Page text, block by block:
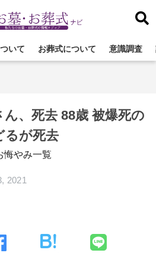
いて お葬式について 意識調査
、死去 88歳 被爆死の
るが死去
悔やみ一覧
2021